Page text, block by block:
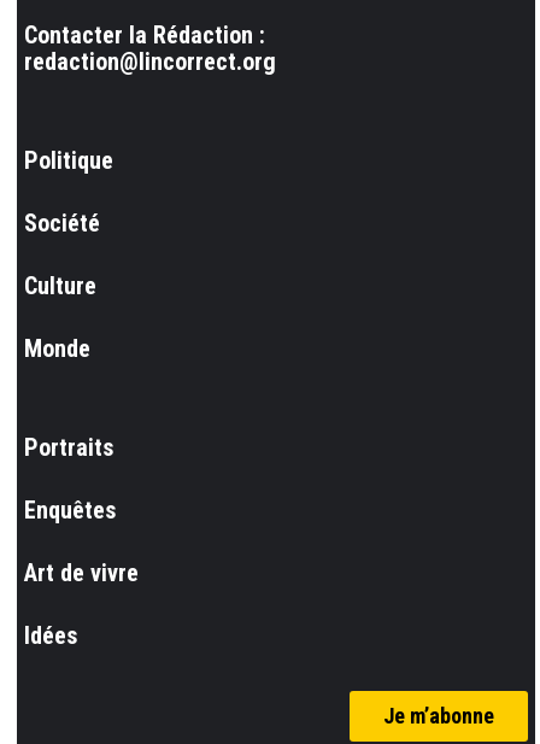
Contacter la Rédaction :
redaction@lincorrect.org
Politique
Société
Culture
Monde
Portraits
Enquêtes
Art de vivre
Idées
Je m’abonne